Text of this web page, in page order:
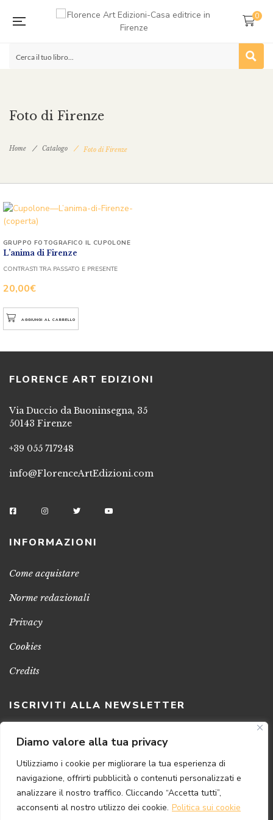
Diamo valore alla tua privacy
Utilizziamo i cookie per migliorare la tua esperienza di
navigazione, offrirti pubblicità o contenuti personalizzati e
analizzare il nostro traffico. Cliccando “Accetta tutti”,
acconsenti al nostro utilizzo dei cookie. Politica sui cookie
0
Foto di Firenze
Home Catalogo Foto di Firenze
L’anima di Firenze
20,00€
GRUPPO FOTOGRAFICO IL CUPOLONE
CONTRASTI TRA PASSATO E PRESENTE
AGGIUNGI AL CARRELLO
FLORENCE ART EDIZIONI
Via Duccio da Buoninsegna, 35
50143 Firenze
+39 055 717248
info@FlorenceArtEdizioni.com
INFORMAZIONI
Come acquistare
Norme redazionali
Privacy
Cookies
Credits
ISCRIVITI ALLA NEWSLETTER
Clicca sul pulsante per ricevere le nostre ultime novità,
notizie e promozioni
ISCRIVITI ADESSO